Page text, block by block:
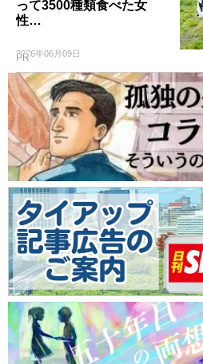
って3500種類食べた女
性…
2026年06月09日
PR